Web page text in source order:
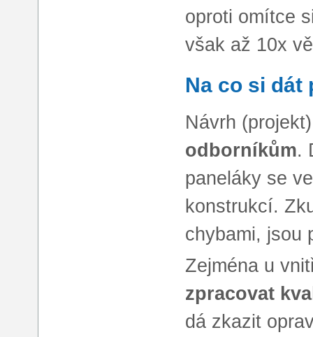
oproti omítce
však až 10x
Na co si dát
Návrh
odborníkům.
paneláky se
konstrukcí.
chybami, jsou
Zejména u
zpracovat
dá zkazit